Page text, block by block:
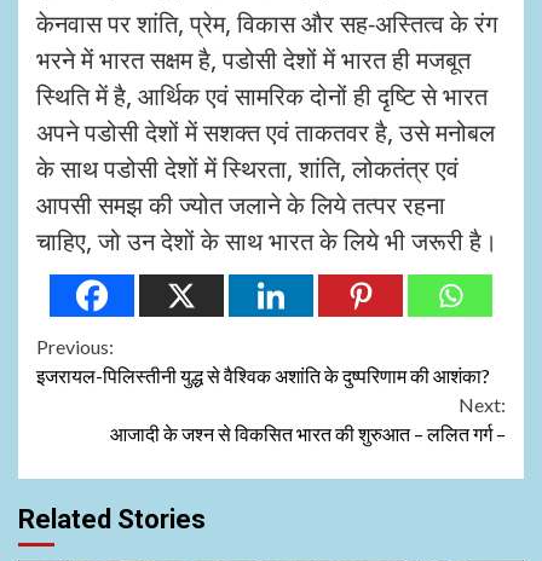
केनवास पर शांति, प्रेम, विकास और सह-अस्तित्व के रंग
भरने में भारत सक्षम है, पडोसी देशों में भारत ही मजबूत
स्थिति में है, आर्थिक एवं सामरिक दोनों ही दृष्टि से भारत
अपने पडोसी देशों में सशक्त एवं ताकतवर है, उसे मनोबल
के साथ पडोसी देशों में स्थिरता, शांति, लोकतंत्र एवं
आपसी समझ की ज्योत जलाने के लिये तत्पर रहना
चाहिए, जो उन देशों के साथ भारत के लिये भी जरूरी है।
Continue
Previous:
इजरायल-पिलिस्तीनी युद्ध से वैश्विक अशांति के दुष्परिणाम की आशंका?
Next:
आजादी के जश्न से विकसित भारत की शुरुआत – ललित गर्ग –
Related Stories